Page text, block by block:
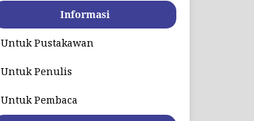
Informasi
Untuk Pustakawan
Untuk Penulis
Untuk Pembaca